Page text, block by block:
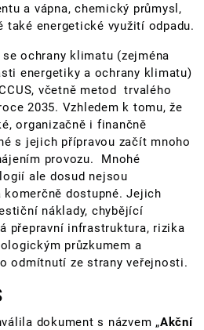
a vápna, chemický průmysl,
také energetické využití odpadu.
ochrany klimatu (zejména
energetiky a ochrany klimatu)
včetně metod trvalého
2035. Vzhledem k tomu, že
organizačně i finančně
s jejich přípravou začít mnoho
provozu. Mnohé
ale dosud nejsou
dostupné. Jejich
náklady, chybějící
přepravní infrastruktura, rizika
průzkumem a
odmítnutí ze strany veřejnosti.
dokument s názvem „Akční